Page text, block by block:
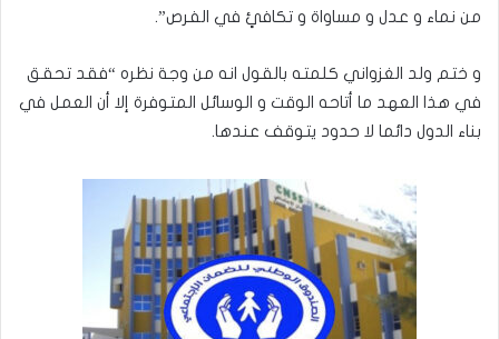
من نماء و عدل و مساواة و تكافئٍ في الفرص”.
و ختم ولد الغزواني كلمته بالقول انه من وجة نظره “فقد تحقق
في هذا العهد ما أتاحه الوقت و الوسائل المتوفرة إلا أن العمل في
بناء الدول دائما لا حدود يتوقف عندها.